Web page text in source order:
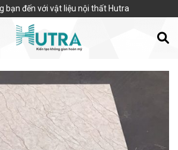
bạn đến với vật liệu nội thất Hutra